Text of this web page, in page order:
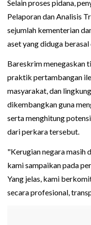
Selain proses pidana,
Pelaporan dan Analisis
sejumlah kementerian
aset yang diduga
Bareskrim menegaskan
praktik pertambangan
masyarakat, dan
dikembangkan guna
serta menghitung
dari perkara tersebut.
"Kerugian negara masih
kami sampaikan pada
Yang jelas, kami
secara profesional,